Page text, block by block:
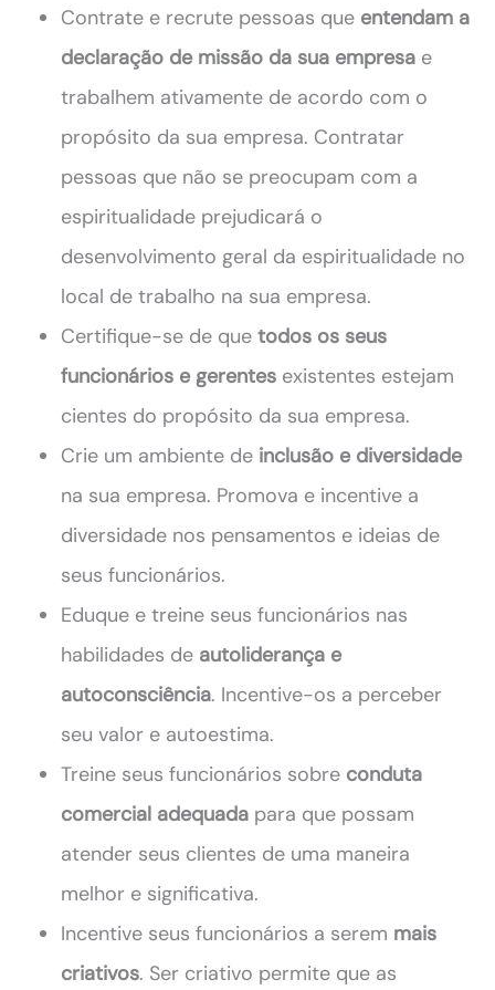
Contrate e recrute pessoas que entendam a
declaração de missão da sua empresa e
trabalhem ativamente de acordo com o
propósito da sua empresa. Contratar
pessoas que não se preocupam com a
espiritualidade prejudicará o
desenvolvimento geral da espiritualidade no
local de trabalho na sua empresa.
Certifique-se de que todos os seus
funcionários e gerentes existentes estejam
cientes do propósito da sua empresa.
Crie um ambiente de inclusão e diversidade
na sua empresa. Promova e incentive a
diversidade nos pensamentos e ideias de
seus funcionários.
Eduque e treine seus funcionários nas
habilidades de autoliderança e
autoconsciência. Incentive-os a perceber
seu valor e autoestima.
Treine seus funcionários sobre conduta
comercial adequada para que possam
atender seus clientes de uma maneira
melhor e significativa.
Incentive seus funcionários a serem mais
criativos. Ser criativo permite que as